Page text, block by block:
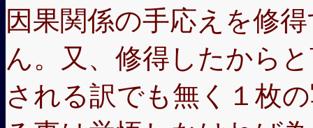
因果関係の手応えを修
ん。又、修得したから
される訳でも無く１枚